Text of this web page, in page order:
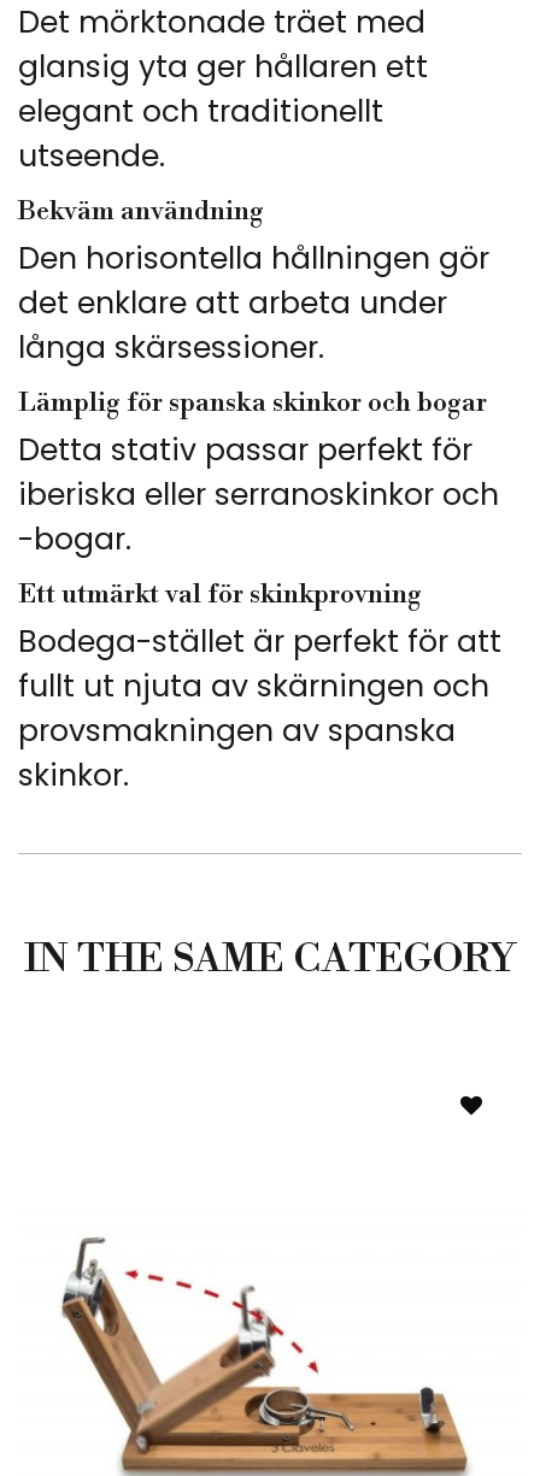
Det mörktonade träet med
glansig yta ger hållaren ett
elegant och traditionellt
utseende.
Bekväm användning
Den horisontella hållningen gör
det enklare att arbeta under
långa skärsessioner.
Lämplig för spanska skinkor och bogar
Detta stativ passar perfekt för
iberiska eller serranoskinkor och
-bogar.
Ett utmärkt val för skinkprovning
Bodega-stället är perfekt för att
fullt ut njuta av skärningen och
provsmakningen av spanska
skinkor.
IN THE SAME CATEGORY